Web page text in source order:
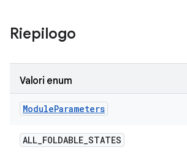
Riepilogo
Valori enum
ModuleParameters
ALL_FOLDABLE_STATES